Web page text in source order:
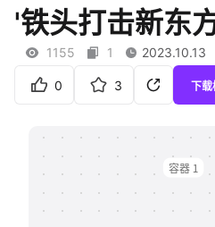
社区资源
下载
'铁头打击新东
1155 1 2023.10.13
0 3 下载